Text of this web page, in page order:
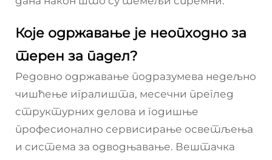
Које одржавање је неопходно за
терен за падел?
Редовно одржавање подразумева недељно
чишћење игралишта, месечни преглед
структурних делова и годишње
професионално сервисирање осветљења
и система за одводњавање. Вештачка